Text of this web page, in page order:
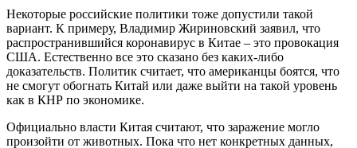
Некоторые российские политики тоже допустили такой
вариант. К примеру, Владимир Жириновский заявил, что
распространившийся коронавирус в Китае – это провокация
США. Естественно все это сказано без каких-либо
доказательств. Политик считает, что американцы боятся, что
не смогут обогнать Китай или даже выйти на такой уровень
как в КНР по экономике.
Официально власти Китая считают, что заражение могло
произойти от животных. Пока что нет конкретных данных,